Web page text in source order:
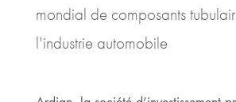
mondial de composants
l'industrie automobile